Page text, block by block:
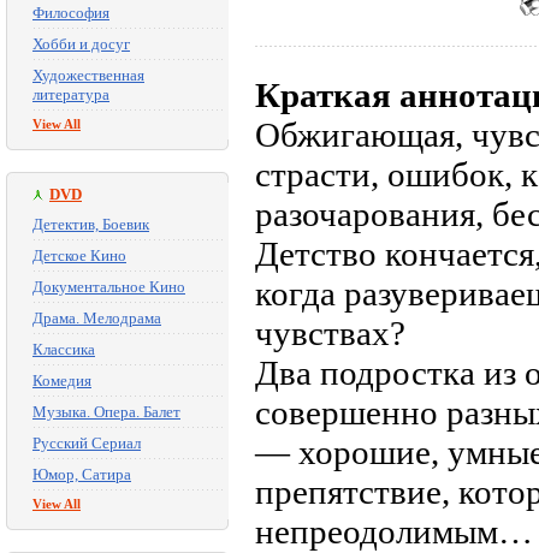
Философия
Хобби и досуг
Художественная
литература
View All
DVD
Детектив, Боевик
Детское Кино
Документальное Кино
Драма. Мелодрама
Классика
Комедия
Музыка. Опера. Балет
Русский Сериал
Юмор, Сатира
View All
Краткая
Обжигающая,
страсти, ошибок,
разочарования,
Детство
когда
чувствах?
Два подростка из
совершенно
— хорошие,
препятствие,
непреодолимым…